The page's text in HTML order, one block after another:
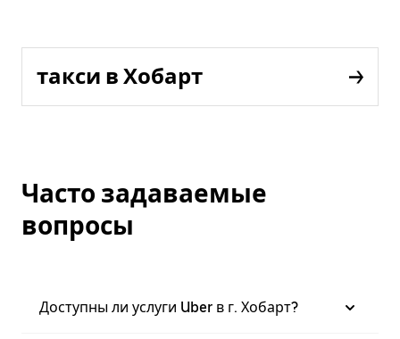
такси в Хобарт
Часто задаваемые
вопросы
Доступны ли услуги Uber в г. Хобарт?